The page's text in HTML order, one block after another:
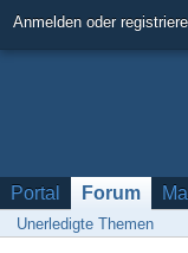
Anmelden oder
Portal Forum
Unerledigte Themen